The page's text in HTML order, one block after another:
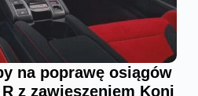
na poprawę osiągów
z zawieszeniem Koni